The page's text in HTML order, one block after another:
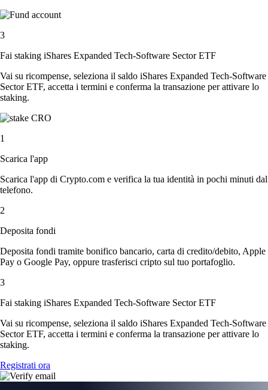
3
Fai staking iShares Expanded Tech-Software Sector ETF
Vai su ricompense, seleziona il saldo iShares Expanded Tech-Software
Sector ETF, accetta i termini e conferma la transazione per attivare lo
staking.
1
Scarica l'app
Scarica l'app di Crypto.com e verifica la tua identità in pochi minuti dal
telefono.
2
Deposita fondi
Deposita fondi tramite bonifico bancario, carta di credito/debito, Apple
Pay o Google Pay, oppure trasferisci cripto sul tuo portafoglio.
3
Fai staking iShares Expanded Tech-Software Sector ETF
Vai su ricompense, seleziona il saldo iShares Expanded Tech-Software
Sector ETF, accetta i termini e conferma la transazione per attivare lo
staking.
Registrati ora